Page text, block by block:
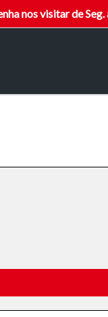
nos visitar de Seg.